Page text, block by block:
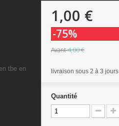
tbe en
1,00 €
-75%
Avant4,00 €
livraison sous 2 à 3 jours
Quantité